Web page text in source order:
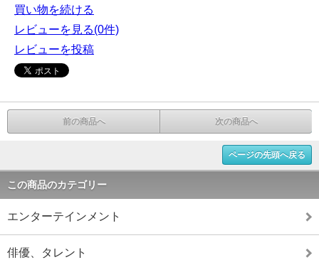
買い物を続ける
レビューを見る(0件)
レビューを投稿
前の商品へ 次の商品へ
ページの先頭へ戻る
この商品のカテゴリー
エンターテインメント
俳優、タレント